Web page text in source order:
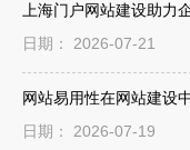
上海门户网站建设助力
日期： 2026-07-21
网站易用性在网站建设
日期： 2026-07-19